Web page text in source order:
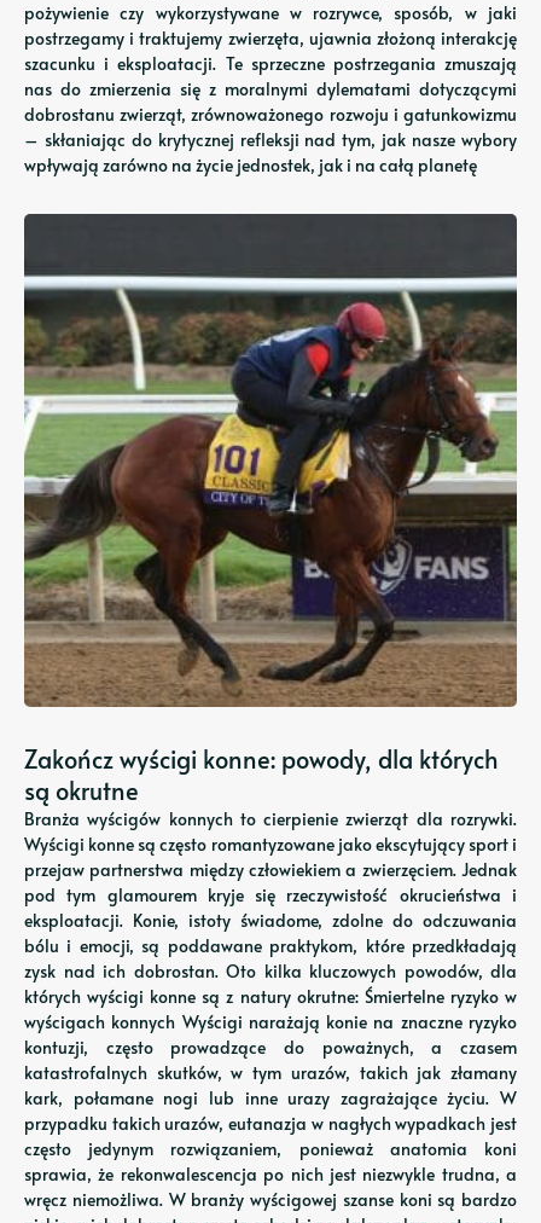
pożywienie czy wykorzystywane w rozrywce, sposób, w jaki
postrzegamy i traktujemy zwierzęta, ujawnia złożoną interakcję
szacunku i eksploatacji. Te sprzeczne postrzegania zmuszają
nas do zmierzenia się z moralnymi dylematami dotyczącymi
dobrostanu zwierząt, zrównoważonego rozwoju i gatunkowizmu
– skłaniając do krytycznej refleksji nad tym, jak nasze wybory
wpływają zarówno na życie jednostek, jak i na całą planetę
Zakończ wyścigi konne: powody, dla których
są okrutne
Branża wyścigów konnych to cierpienie zwierząt dla rozrywki.
Wyścigi konne są często romantyzowane jako ekscytujący sport i
przejaw partnerstwa między człowiekiem a zwierzęciem. Jednak
pod tym glamourem kryje się rzeczywistość okrucieństwa i
eksploatacji. Konie, istoty świadome, zdolne do odczuwania
bólu i emocji, są poddawane praktykom, które przedkładają
zysk nad ich dobrostan. Oto kilka kluczowych powodów, dla
których wyścigi konne są z natury okrutne: Śmiertelne ryzyko w
wyścigach konnych Wyścigi narażają konie na znaczne ryzyko
kontuzji, często prowadzące do poważnych, a czasem
katastrofalnych skutków, w tym urazów, takich jak złamany
kark, połamane nogi lub inne urazy zagrażające życiu. W
przypadku takich urazów, eutanazja w nagłych wypadkach jest
często jedynym rozwiązaniem, ponieważ anatomia koni
sprawia, że ​​rekonwalescencja po nich jest niezwykle trudna, a
wręcz niemożliwa. W branży wyścigowej szanse koni są bardzo